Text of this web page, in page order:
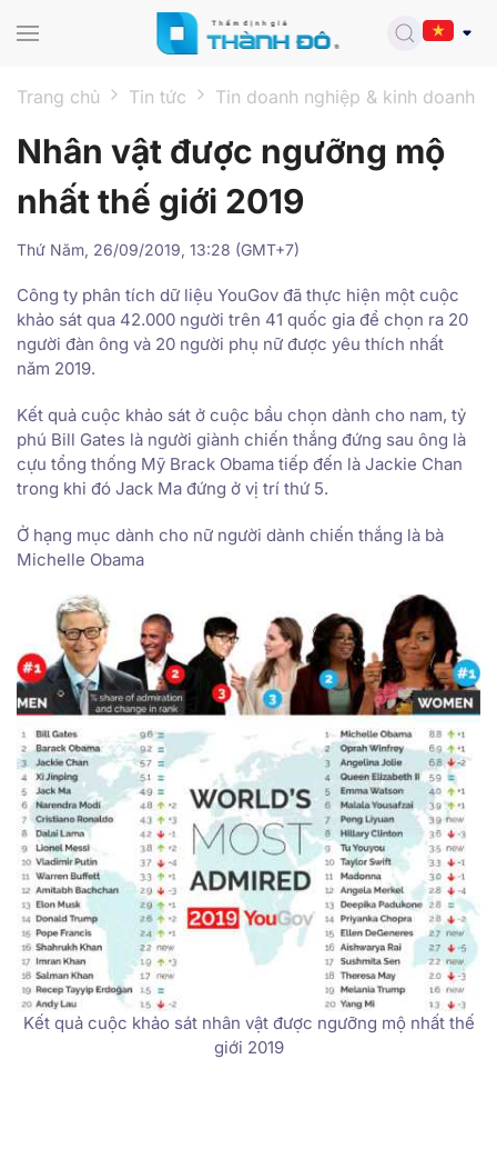
Trang chủ Tin tức Tin doanh nghiệp & kinh doanh
Nhân vật được ngưỡng mộ
nhất thế giới 2019
Thứ Năm, 26/09/2019, 13:28 (GMT+7)
Công ty phân tích dữ liệu YouGov đã thực hiện một cuộc
khảo sát qua 42.000 người trên 41 quốc gia để chọn ra 20
người đàn ông và 20 người phụ nữ được yêu thích nhất
năm 2019.
Kết quả cuộc khảo sát ở cuộc bầu chọn dành cho nam, tỷ
phú Bill Gates là người giành chiến thắng đứng sau ông là
cựu tổng thống Mỹ Brack Obama tiếp đến là Jackie Chan
trong khi đó Jack Ma đứng ở vị trí thứ 5.
Ở hạng mục dành cho nữ người dành chiến thắng là bà
Michelle Obama
Kết quả cuộc khảo sát nhân vật được ngưỡng mộ nhất thế
giới 2019